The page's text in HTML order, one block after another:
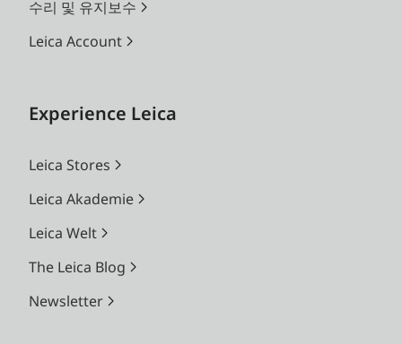
수리 및 유지보수
Leica Account
Experience Leica
Leica Stores
Leica Akademie
Leica Welt
The Leica Blog
Newsletter